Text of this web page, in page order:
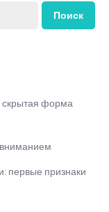
Поиск
скрытая форма
первые признаки